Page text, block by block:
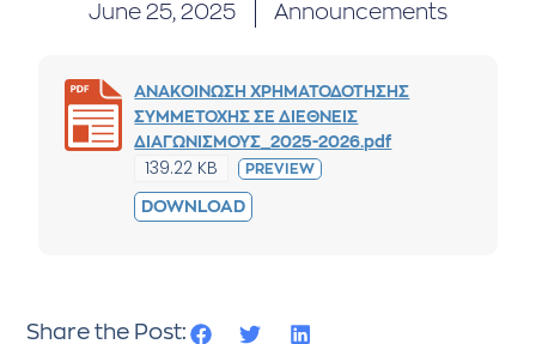
June 25, 2025 Announcements
ΑΝΑΚΟΙΝΩΣΗ ΧΡΗΜΑΤΟΔΟΤΗΣΗΣ
ΣΥΜΜΕΤΟΧΗΣ ΣΕ ΔΙΕΘΝΕΙΣ
ΔΙΑΓΩΝΙΣΜΟΥΣ_2025-2026.pdf
139.22 KB PREVIEW
DOWNLOAD
Share the Post: